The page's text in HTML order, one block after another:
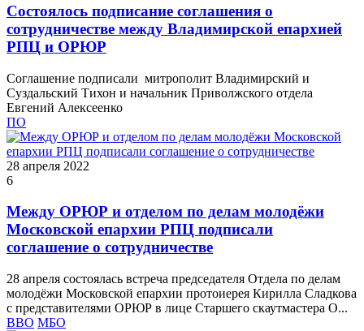
Состоялось подписание соглашения о
сотрудничестве между Владимирской епархией
РПЦ и ОРЮР
Соглашение подписали митрополит Владимирский и
Суздальский Тихон и начальник Приволжского отдела
Евгений Алексеенко
ПО
28 апреля 2022
6
Между ОРЮР и отделом по делам молодёжи
Московской епархии РПЦ подписали
соглашение о сотрудничестве
28 апреля состоялась встреча председателя Отдела по делам
молодёжи Московской епархии протоиерея Кирилла Сладкова
с представителями ОРЮР в лице Старшего скаутмастера О...
ВВО МБО